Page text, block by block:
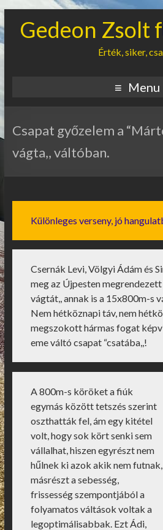
Gedeon Zsolt
Érték, siker,
Menu
Csapat győzelem a
vágta,, váltóban.
Különleges verseny, jó
Csernák Levi, Völgyi Ádám és
meg az Újpesten
vágtát,, annak is a 15x800m-s
Nem hétköznapi táv, nem
megszokott hármas fogat
eme váltó csapat “csatába,,!
A 800m-s köröket a fiúk
egymás között tetszés szerint
oszthatták fel, ám egy kitétel
volt, hogy sok kört senki sem
vállalhat, hiszen egyrészt nem
hűlnek ki azok akik nem futnak,
másrészt a sebesség,
frissesség szempontjából a
folyamatos váltások voltak a
legoptimálisabbak. Ezt Ádi,